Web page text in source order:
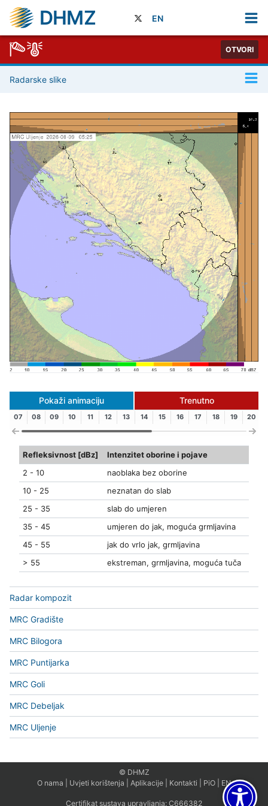
DHMZ EN
OTVORI
Radarske slike
Pokaži animaciju Trenutno
07 08 09 10 11 12 13 14 15 16 17 18 19 20
Refleksivnost [dBz]
Intenzitet oborine i pojave
2 - 10
naoblaka bez oborine
10 - 25
neznatan do slab
25 - 35
slab do umjeren
35 - 45
umjeren do jak, moguća grmljavina
45 - 55
jak do vrlo jak, grmljavina
> 55
ekstreman, grmljavina, moguća tuča
Radar kompozit
MRC Gradište
MRC Bilogora
MRC Puntijarka
MRC Goli
MRC Debeljak
MRC Uljenje
© DHMZ
O nama
Uvjeti korištenja Aplikacije Kontakti PiO EN
Certifikat sustava upravljanja: C666382